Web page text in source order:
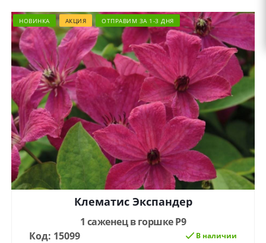
НОВИНКА АКЦИЯ ОТПРАВИМ ЗА 1-3 ДНЯ
Клематис Экспандер
1 саженец в горшке Р9
Код: 15099
В наличии